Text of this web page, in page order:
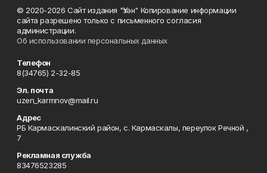
© 2020-2026 Сайт издания "Үзән" Копирование информации
сайта разрешено только с письменного согласия
администрации.
Об использовании персональных данных
Телефон
8(34765) 2-32-85
Эл. почта
uzen_karmnov@mail.ru
Адрес
РБ Кармаскалинский район, с. Кармаскалы, переулок Речной ,
7
Рекламная служба
83476523285